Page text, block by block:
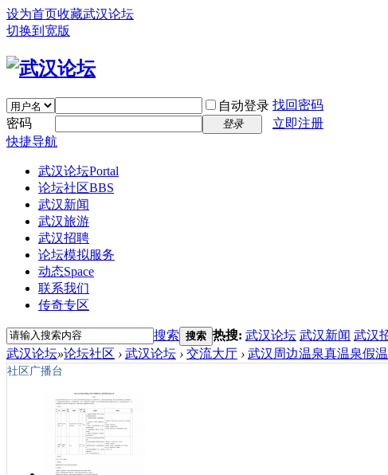
设为首页收藏武汉论坛
切换到宽版
自动登录 找回密码
密码
登录
立即注册
快捷导航
武汉论坛Portal
论坛社区BBS
武汉新闻
武汉旅游
武汉招聘
论坛模拟服务
动态Space
联系我们
传奇专区
搜索 搜索 热搜: 武汉论坛 武汉新闻 武汉
武汉论坛»论坛社区 › 武汉论坛 › 交流大厅 › 武汉周边温泉真温泉假
社区广播台